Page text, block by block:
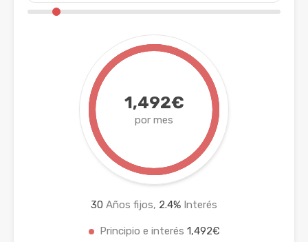
1,492€
por mes
30 Años fijos, 2.4% Interés
Principio e interés 1,492€